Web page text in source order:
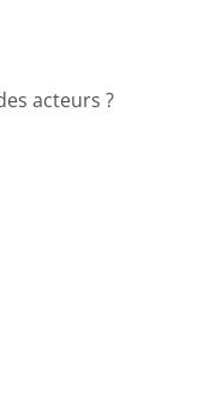
acteurs ?